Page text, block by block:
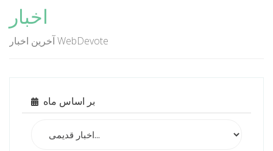
اخبار
آخرین اخبار WebDevote
بر اساس ماه